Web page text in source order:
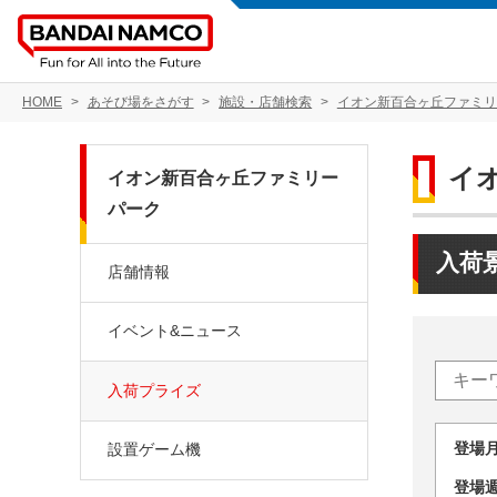
HOME あそび場をさがす 施設・店舗検索 イオン新百合ヶ丘ファミ
イ
入荷
登
登
イオン新百合ヶ丘ファミリー
パーク
店舗情報
イベント&ニュース
入荷プライズ
設置ゲーム機